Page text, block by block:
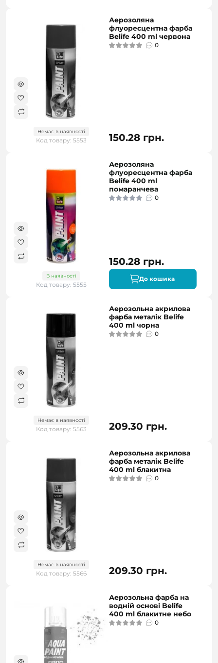
Немає в наявності
Код товару: 5553
Аерозоляна
флуоресцентна фарба
Belife 400 ml червона
0
150.28 грн.
В наявності
Код товару: 5555
Аерозоляна
флуоресцентна фарба
Belife 400 ml
помаранчева
0
150.28 грн.
До кошика
Немає в наявності
Код товару: 5563
Аерозольна акрилова
фарба металік Belife
400 ml чорна
0
209.30 грн.
Немає в наявності
Код товару: 5566
Аерозольна акрилова
фарба металік Belife
400 ml блакитна
0
209.30 грн.
Аерозольна фарба на
водній основі Belife
400 ml блакитне небо
0